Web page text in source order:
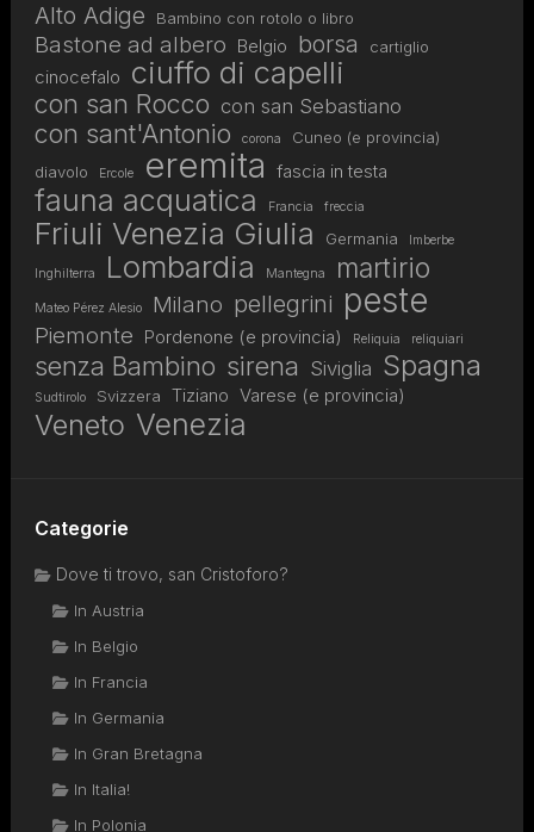
Alto Adige Bambino con rotolo o libro
Bastone ad albero Belgio borsa cartiglio
cinocefalo ciuffo di capelli
con san Rocco con san Sebastiano
con sant'Antonio corona
Cuneo (e provincia)
diavolo
Ercole eremita fascia in testa
fauna acquatica Francia freccia
Friuli Venezia Giulia Germania Imberbe
Inghilterra Lombardia Mantegna martirio
Mateo Pérez Alesio Milano pellegrini peste
Piemonte Pordenone (e provincia) Reliquia reliquiari
senza Bambino sirena Siviglia Spagna
Sudtirolo Svizzera Tiziano Varese (e provincia)
Veneto Venezia
Categorie
Dove ti trovo, san Cristoforo?
In Austria
In Belgio
In Francia
In Germania
In Gran Bretagna
In Italia!
In Polonia